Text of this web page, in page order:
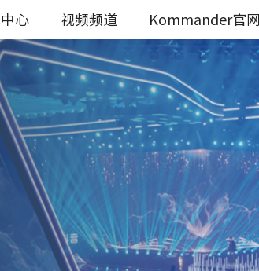
心 视频频道 Kommander官网